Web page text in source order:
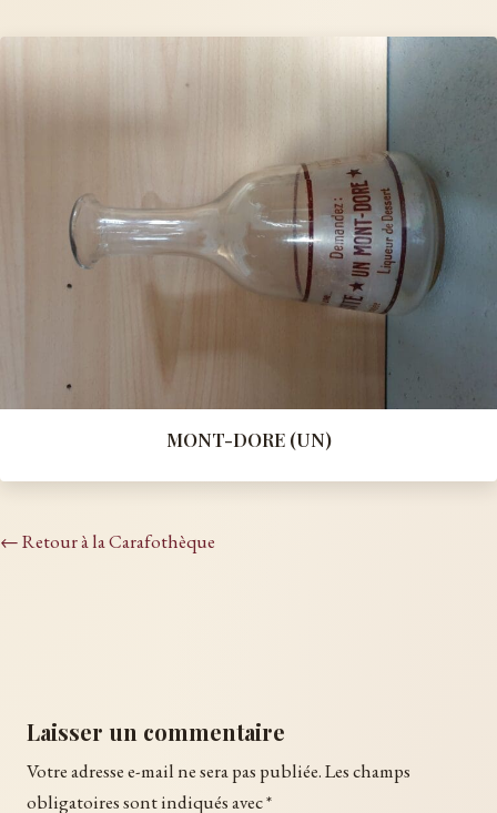
MONT-DORE (UN)
← Retour à la Carafothèque
Laisser un commentaire
Votre adresse e-mail ne sera pas publiée.Les champs
obligatoires sont indiqués avec*